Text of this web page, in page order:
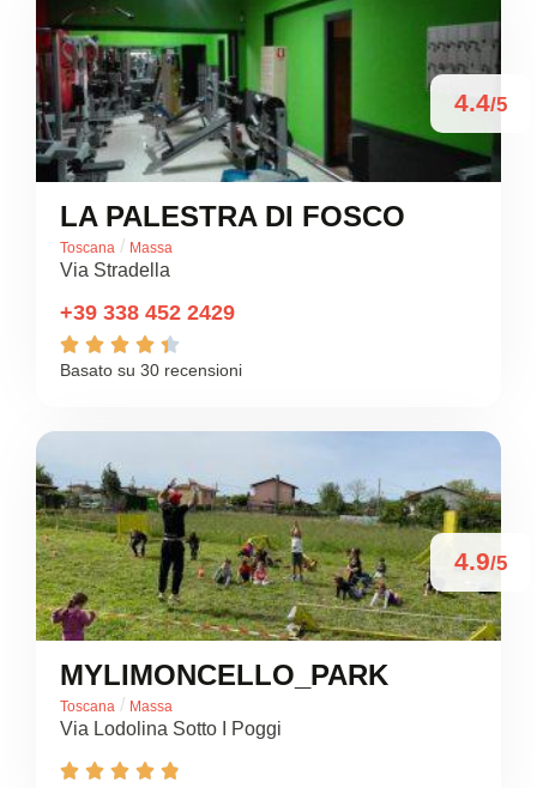
4.4/5
LA PALESTRA DI FOSCO
Toscana / Massa
Via Stradella
+39 338 452 2429
    
Basato su 30 recensioni
4.9/5
MYLIMONCELLO_PARK
Toscana / Massa
Via Lodolina Sotto I Poggi
    